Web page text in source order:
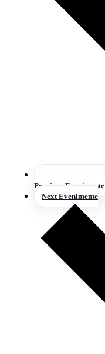
PreviousEvenimente
Next Evenimente